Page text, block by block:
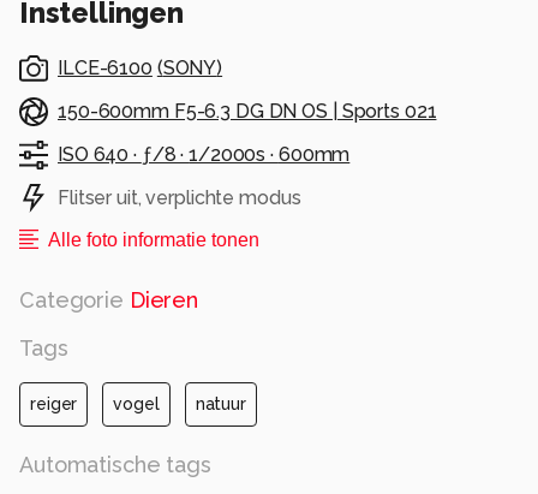
Instellingen
ILCE-6100 (SONY)
150-600mm F5-6.3 DG DN OS | Sports 021
ISO 640 · ƒ/8 ·1/2000s · 600mm
Flitser uit, verplichte modus
Alle foto informatie tonen
Categorie Dieren
Tags
reiger vogel natuur
Automatische tags